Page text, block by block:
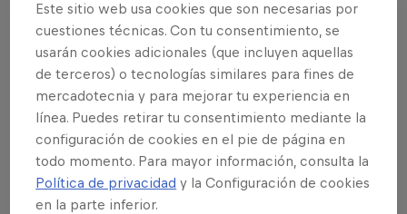
acompañó a
Jack Freestone
, el ganador de la
edición de Bali del Red Bull Airborne. Si juntamos
los éxitos de Yago Dora e Italo Ferreira, queda claro
que la victoria en los tres eventos del Red Bull
Airborne ha ido a parar a surfistas del
Championship Tour de la World Surf League (WSL).
Ahora queríamos saber qué es lo que empuja a
Freestone.
Este sitio web usa cookies que son necesarias por
cuestiones técnicas. Con tu consentimiento, se
usarán cookies adicionales (que incluyen aquellas
de terceros) o tecnologías similares para fines de
mercadotecnia y para mejorar tu experiencia en
línea. Puedes retirar tu consentimiento mediante la
configuración de cookies en el pie de página en
todo momento. Para mayor información, consulta la
Política de privacidad y la Configuración de cookies
en la parte inferior.